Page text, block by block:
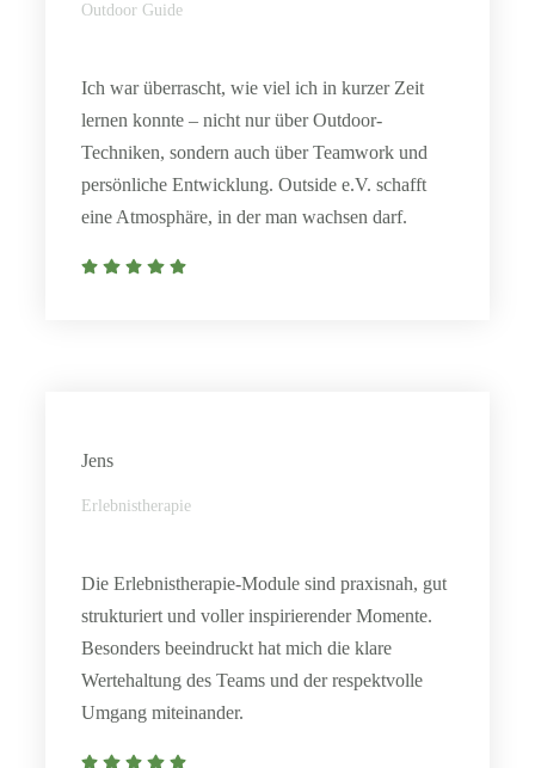
Outdoor Guide
Ich war überrascht, wie viel ich in kurzer Zeit
lernen konnte – nicht nur über Outdoor-
Techniken, sondern auch über Teamwork und
persönliche Entwicklung. Outside e.V. schafft
eine Atmosphäre, in der man wachsen darf.
Jens
Erlebnistherapie
Die Erlebnistherapie-Module sind praxisnah, gut
strukturiert und voller inspirierender Momente.
Besonders beeindruckt hat mich die klare
Wertehaltung des Teams und der respektvolle
Umgang miteinander.